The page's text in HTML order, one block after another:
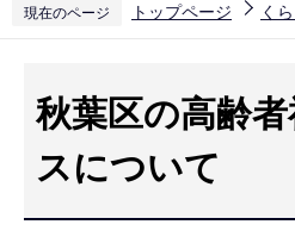
現在のページ トップページ く
秋葉区の高齢
スについて